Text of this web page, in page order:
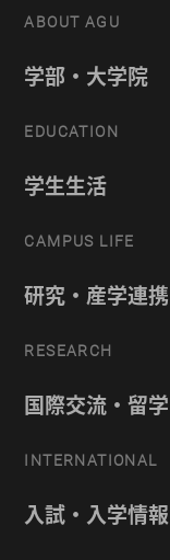
ABOUT AGU
学部・大学院
EDUCATION
学生生活
CAMPUS LIFE
研究・産学連携
RESEARCH
国際交流・留学
INTERNATIONAL
入試・入学情報